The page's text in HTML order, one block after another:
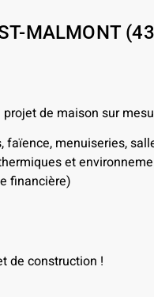
MALMONT
de maison sur
menuiseries,
et
financière)
de construction !